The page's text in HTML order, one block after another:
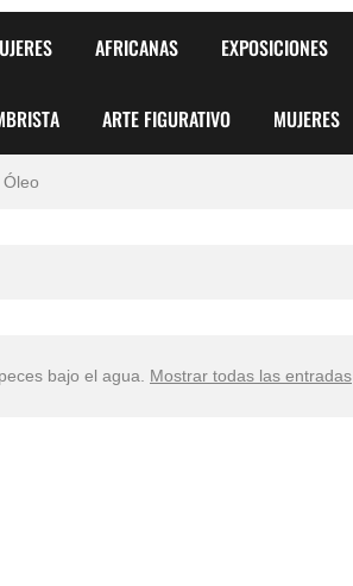
AFRICANAS EXPOSICIONES
ARTE FIGURATIVO MUJERES
bajo el agua Mostrar todas las entradas